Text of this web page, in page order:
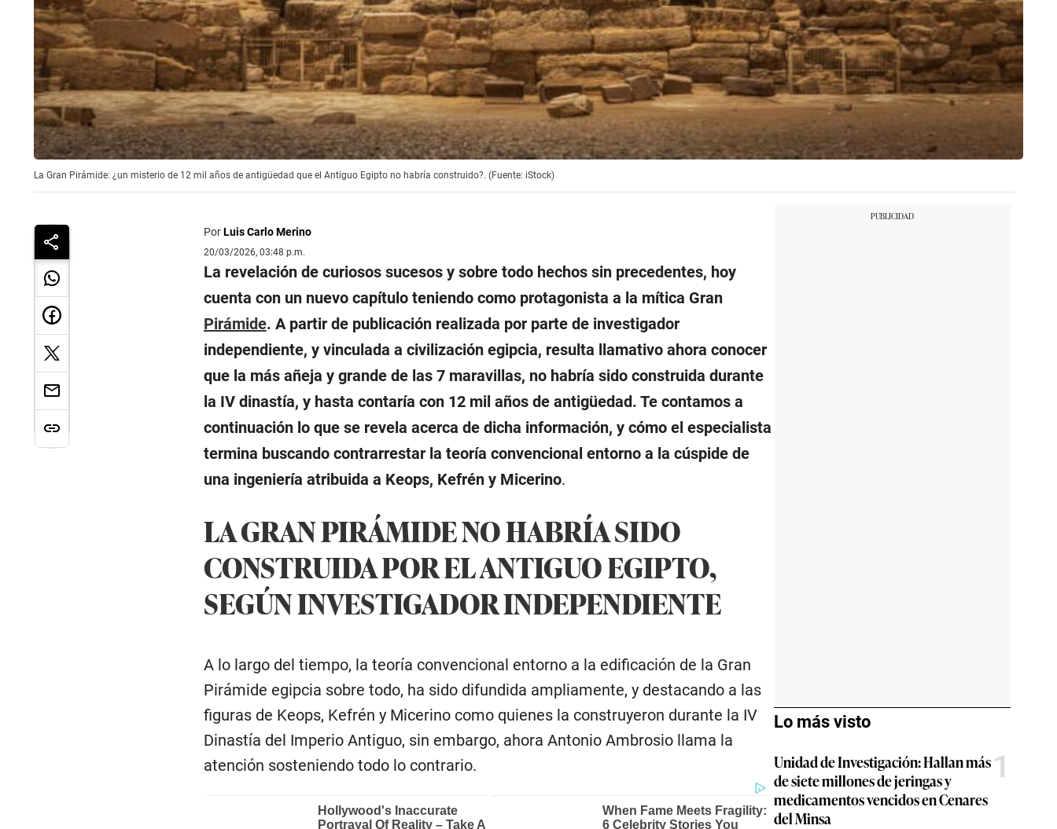
La Gran Pirámide: ¿un misterio de 12 mil años de antigüedad que el Antiguo Egipto no habría construido?. (Fuente: iStock)
PorLuis Carlo Merino
20/03/2026, 03:48 p.m.
La revelación de curiosos sucesos y sobre todo hechos sin precedentes, hoy
cuenta con un nuevo capítulo teniendo como protagonista a la mítica Gran
Pirámide. A partir de publicación realizada por parte de investigador
independiente, y vinculada a civilización egipcia, resulta llamativo ahora conocer
que la más añeja y grande de las 7 maravillas, no habría sido construida durante
la IV dinastía, y hasta contaría con 12 mil años de antigüedad. Te contamos a
continuación lo que se revela acerca de dicha información, y cómo el especialista
termina buscando contrarrestar la teoría convencional entorno a la cúspide de
una ingeniería atribuida a Keops, Kefrén y Micerino.
LA GRAN PIRÁMIDE NO HABRÍA SIDO
CONSTRUIDA POR EL ANTIGUO EGIPTO,
SEGÚN INVESTIGADOR INDEPENDIENTE
A lo largo del tiempo, la teoría convencional entorno a la edificación de la Gran
Pirámide egipcia sobre todo, ha sido difundida ampliamente, y destacando a las
figuras de Keops, Kefrén y Micerino como quienes la construyeron durante la IV
Dinastía del Imperio Antiguo, sin embargo, ahora Antonio Ambrosio llama la
atención sosteniendo todo lo contrario.
Lo más visto
Unidad de Investigación: Hallan más
de siete millones de jeringas y
medicamentos vencidos en Cenares
del Minsa
1